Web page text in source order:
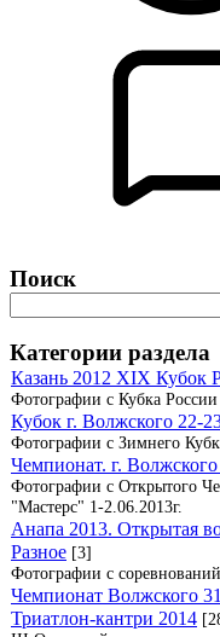
Поиск
Категории раздела
Казань 2012 XIX Кубок
Фотографии с Кубка
Кубок г. Волжского 22-
Фотографии с Зимнего
Чемпионат. г.
Фотографии с Открытого
"Мастерс" 1-2.06.2013г.
Анапа 2013. Открытая
Разное [3]
Фотографии с соревнований
Чемпионат Волжского
Триатлон-кантри 2014